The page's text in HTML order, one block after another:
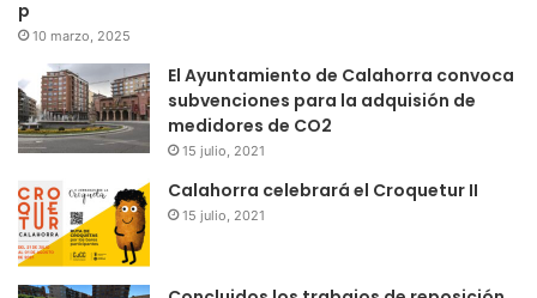
p
10 marzo, 2025
El Ayuntamiento de Calahorra convoca
subvenciones para la adquisión de
medidores de CO2
15 julio, 2021
Calahorra celebrará el Croquetur II
15 julio, 2021